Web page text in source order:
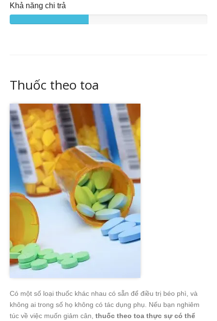
Khả năng chi trả
Thuốc theo toa
Có một số loại thuốc khác nhau có sẵn để điều trị béo phì, và
không ai trong số họ không có tác dụng phụ. Nếu bạn nghiêm
túc về việc muốn giảm cân, thuốc theo toa thực sự có thể